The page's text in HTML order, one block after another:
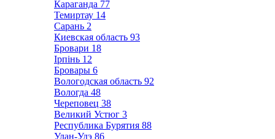
Караганда 77
Темиртау 14
Сарань 2
Киевская область 93
Бровари 18
Ірпінь 12
Бровары 6
Вологодская область 92
Вологда 48
Череповец 38
Великий Устюг 3
Республика Бурятия 88
Улан-Удэ 86